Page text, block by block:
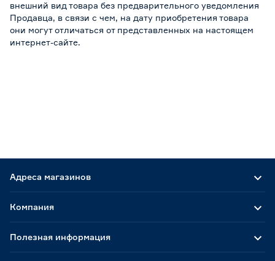
внешний вид товара без предварительного уведомления
Продавца, в связи с чем, на дату приобретения товара
они могут отличаться от представленных на настоящем
интернет-сайте.
Адреса магазинов
Компания
Полезная информация